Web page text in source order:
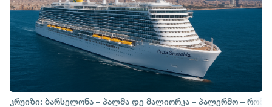
კრუიზი: ბარსელონა – პალმა დე მალიორკა – პალერმო – რომი